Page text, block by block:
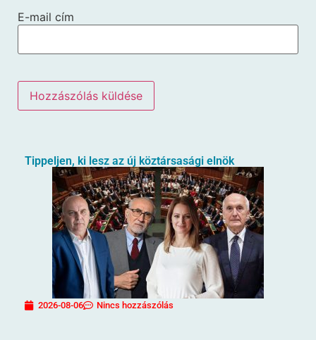
E-mail cím
Tippeljen, ki lesz az új köztársasági elnök
2026-08-06 Nincs hozzászólás